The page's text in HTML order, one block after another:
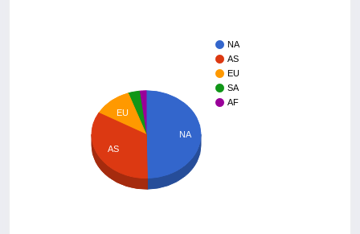
NA
AS
EU
SA
AF
NA
EU
AS